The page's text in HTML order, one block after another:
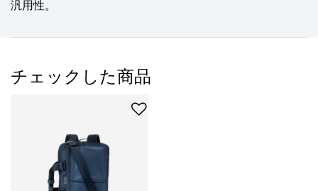
汎用性。
チェックした商品